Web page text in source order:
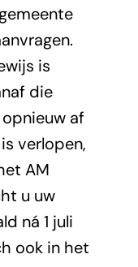
is
die
af
verlopen,
AM
u uw
ná 1 juli
ook in het